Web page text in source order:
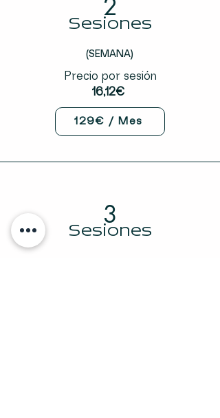
Sesiones
2
(SEMANA)
Precio por sesión
16,12€
129€ / Mes
Sesiones
3